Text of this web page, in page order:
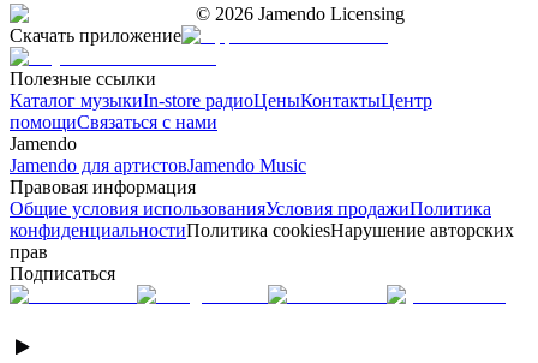
© 2026 Jamendo Licensing
Скачать приложение
Полезные ссылки
Каталог музыкиIn-store радиоЦеныКонтактыЦентр
помощиСвязаться с нами
Jamendo
Jamendo для артистовJamendo Music
Правовая информация
Общие условия использованияУсловия продажиПолитика
конфиденциальностиПолитика cookiesНарушение авторских
прав
Подписаться